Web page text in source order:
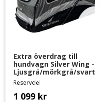
Extra överdrag till
hundvagn Silver Wing -
Ljusgrå/mörkgrå/svart
Reservdel
1 099 kr